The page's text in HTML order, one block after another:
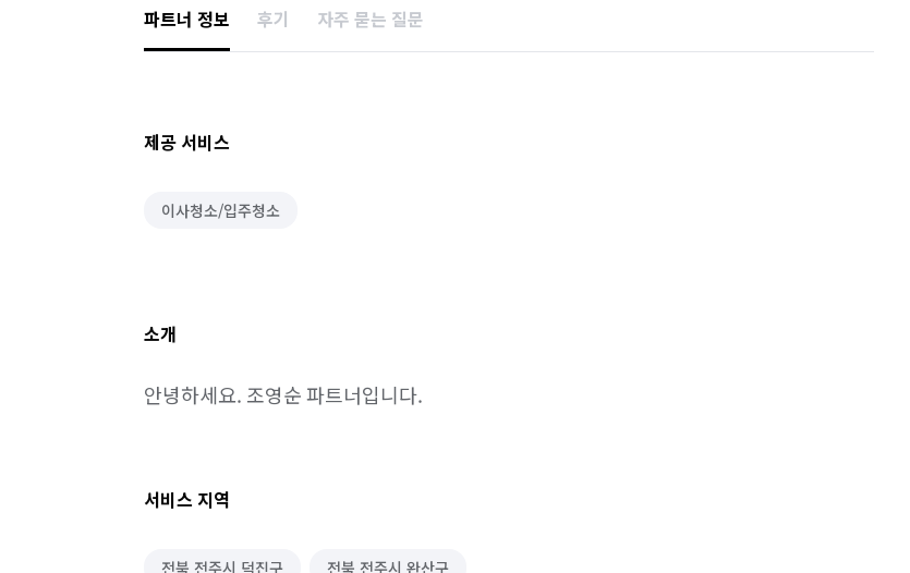
파트너 정보 후기 자주 묻는 질문
제공 서비스
이사청소/입주청소
소개
안녕하세요. 조영순 파트너입니다.
서비스 지역
전북 전주시 덕진구 전북 전주시 완산구